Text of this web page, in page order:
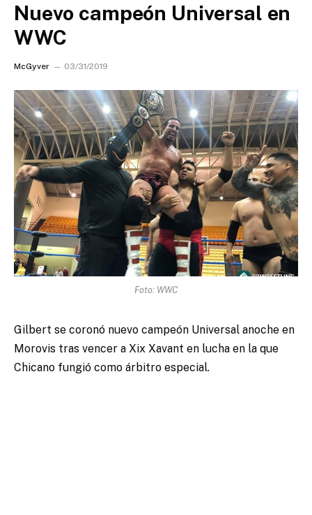
Nuevo campeón Universal en
WWC
McGyver 03/31/2019
Foto: WWC
Gilbert se coronó nuevo campeón Universal anoche en
Morovis tras vencer a Xix Xavant en lucha en la que
Chicano fungió como árbitro especial.